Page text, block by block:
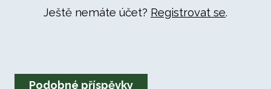
Ještě nemáte účet? Registrovat se.
Podobné příspěvky